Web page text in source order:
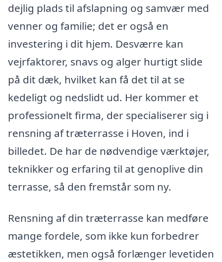
dejlig plads til afslapning og samvær med
venner og familie; det er også en
investering i dit hjem. Desværre kan
vejrfaktorer, snavs og alger hurtigt slide
på dit dæk, hvilket kan få det til at se
kedeligt og nedslidt ud. Her kommer et
professionelt firma, der specialiserer sig i
rensning af træterrasse i Hoven, ind i
billedet. De har de nødvendige værktøjer,
teknikker og erfaring til at genoplive din
terrasse, så den fremstår som ny.
Rensning af din træterrasse kan medføre
mange fordele, som ikke kun forbedrer
æstetikken, men også forlænger levetiden